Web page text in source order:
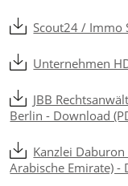
Scout24 / Immo
Unternehmen
JBB
Berlin - Download
Kanzlei
Arabische Emirate) -